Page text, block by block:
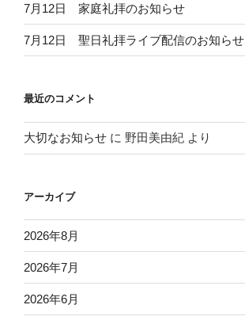
7月12日 家庭礼拝のお知らせ
7月12日 聖日礼拝ライブ配信のお知らせ
最近のコメント
大切なお知らせ に 野田美由紀 より
アーカイブ
2026年8月
2026年7月
2026年6月